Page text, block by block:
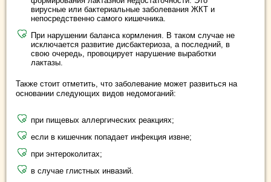
вирусные или бактериальные заболевания ЖКТ и
непосредственно самого кишечника.
При нарушении баланса кормления. В таком случае не
исключается развитие дисбактериоза, а последний, в
свою очередь, провоцирует нарушение выработки
лактазы.
Также стоит отметить, что заболевание может развиться на
основании следующих видов недомоганий:
при пищевых аллергических реакциях;
если в кишечник попадает инфекция извне;
при энтероколитах;
в случае глистных инвазий.